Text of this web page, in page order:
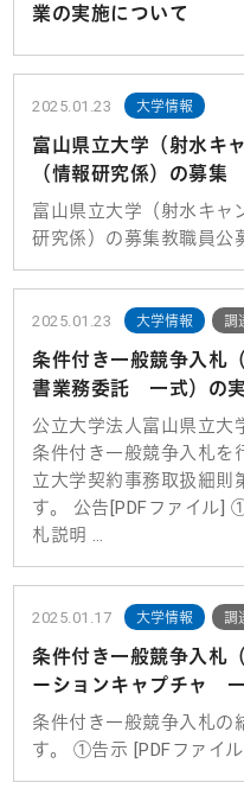
業の実施について
2025.01.23 大学情報
富山県立大学（射水キ
（情報研究係）の募集
富山県立大学（射水キャ
研究係）の募集教職員公
2025.01.23 大学情報 調
条件付き一般競争入札
書業務委託 一式）の実
公立大学法人富山県立大
条件付き一般競争入札を
立大学契約事務取扱細則
す。 公告[PDFファイル]
札説明 …
2025.01.17 大学情報 調
条件付き一般競争入札
ーションキャプチャ
条件付き一般競争入札の
す。 ①告示 [PDFファイ